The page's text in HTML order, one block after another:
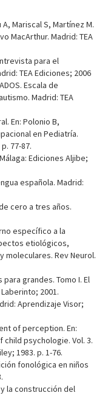
Mariscal S, Martínez M.
MacArthur. Madrid: TEA
para el
TEA Ediciones; 2006
Escala de
Madrid: TEA
En: Polonio B,
en Pediatría.
77-87.
Ediciones Aljibe;
española. Madrid:
cero a tres años.
específico a la
etiológicos,
Rev Neurol.
grandes. Tomo I. El
2001.
Aprendizaje Visor;
of perception. En:
child psychologie. Vol. 3.
1983. p. 1-76.
fonológica en niños
la construcción del